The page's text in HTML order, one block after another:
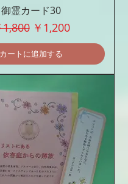
御霊カード30
価格セール価格
￥1,200
カートに追加する